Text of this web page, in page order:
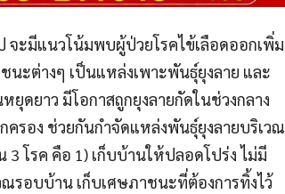
จะมีแนวโน้มพบผู้ป่วยโรคไข้เลือดออกเพิ่ม
ะต่างๆ เป็นแหล่งเพาะพันธุ์ยุงลาย และ
ยุดยาว มีโอกาสถูกยุงลายกัดในช่วงกลาง
รอง ช่วยกันกำจัดแหล่งพันธุ์ยุงลายบริเวณ
โรค คือ 1) เก็บบ้านให้ปลอดโปร่ง ไม่มี
รอบบ้าน เก็บเศษภาชนะที่ต้องการทิ้งไว้